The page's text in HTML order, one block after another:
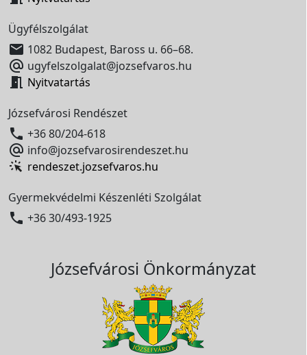
Ügyfélszolgálat
 1082 Budapest, Baross u. 66–68.
 ugyfelszolgalat@jozsefvaros.hu
 Nyitvatartás
Józsefvárosi Rendészet
 +36 80/204-618
 info@jozsefvarosirendeszet.hu
rendeszet.jozsefvaros.hu
Gyermekvédelmi Készenléti Szolgálat
 +36 30/493-1925
Józsefvárosi Önkormányzat